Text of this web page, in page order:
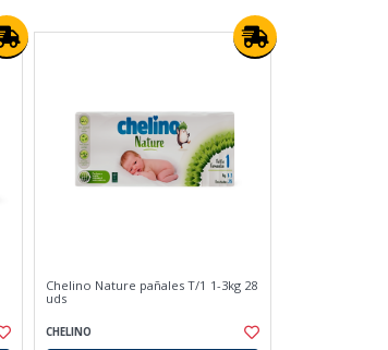
Chelino Nature pañales T/1 1-3kg 28
uds
CHELINO